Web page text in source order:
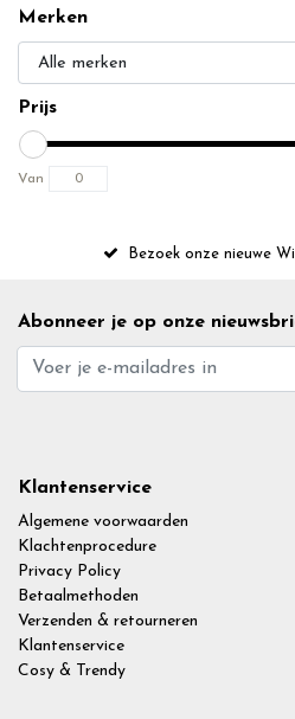
Merken
Prijs
Van
Bezoek onze nieuwe
Abonneer je op onze
Klantenservice
Algemene voorwaarden
Klachtenprocedure
Privacy Policy
Betaalmethoden
Verzenden & retourneren
Klantenservice
Cosy & Trendy